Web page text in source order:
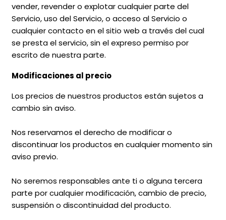
vender, revender o explotar cualquier parte del
Servicio, uso del Servicio, o acceso al Servicio o
cualquier contacto en el sitio web a través del cual
se presta el servicio, sin el expreso permiso por
escrito de nuestra parte.
Modificaciones al precio
Los precios de nuestros productos están sujetos a
cambio sin aviso.
Nos reservamos el derecho de modificar o
discontinuar los productos en cualquier momento sin
aviso previo.
No seremos responsables ante ti o alguna tercera
parte por cualquier modificación, cambio de precio,
suspensión o discontinuidad del producto.